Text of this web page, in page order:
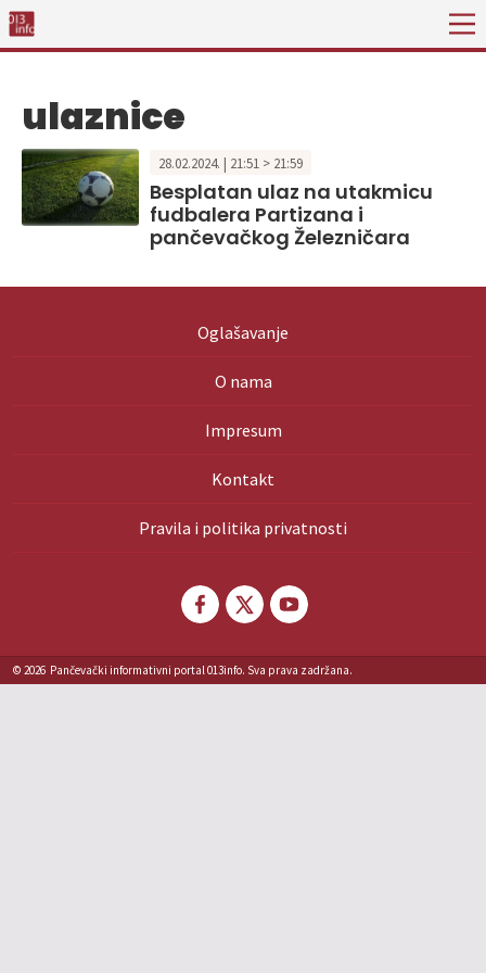
ulaznice
28.02.2024. | 21:51 > 21:59
Besplatan ulaz na utakmicu
fudbalera Partizana i
pančevačkog Železničara
Oglašavanje
O nama
Impresum
Kontakt
Pravila i politika privatnosti
© 2026 Pančevački informativni portal 013info. Sva prava zadržana.